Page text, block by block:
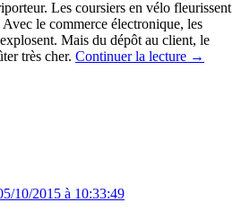
Les coursiers en vélo fleurissent
le commerce électronique, les
Mais du dépôt au client, le
très cher. Continuer la lecture →
10/2015 à 10:33:49